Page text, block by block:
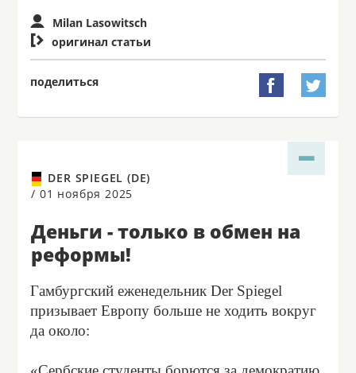
Milan Lasowitsch
 оригинал статьи
поделиться  
DER SPIEGEL (DE)
/ 01 ноября 2025
Деньги - только в обмен на
реформы!
Гамбургский еженедельник Der Spiegel
призывает Европу больше не ходить вокруг
да около: